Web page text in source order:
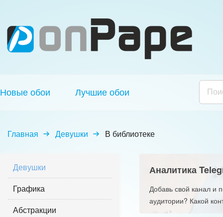
Новые обои Лучшие обои
Главная Девушки В библиотеке
Девушки
Графика
Абстракции
Аналитика
Добавь свой канал и
аудитории? Какой